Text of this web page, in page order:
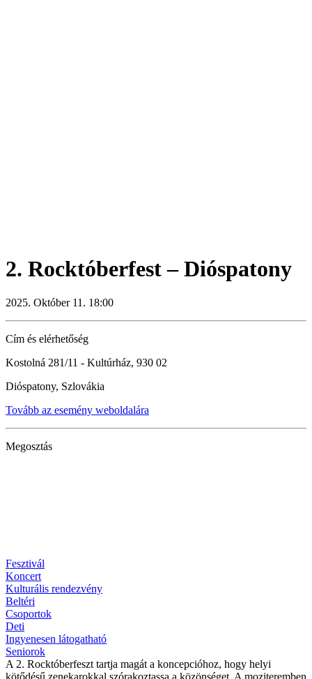
2. Rocktóberfest – Dióspatony
2025. Október 11. 18:00
Cím és elérhetőség
Kostolná 281/11 - Kultúrház, 930 02
Dióspatony, Szlovákia
Tovább az esemény weboldalára
Megosztás
Fesztivál
Koncert
Kulturális rendezvény
Beltéri
Csoportok
Deti
Ingyenesen látogatható
Seniorok
A 2. Rocktóberfeszt tartja magát a koncepcióhoz, hogy helyi